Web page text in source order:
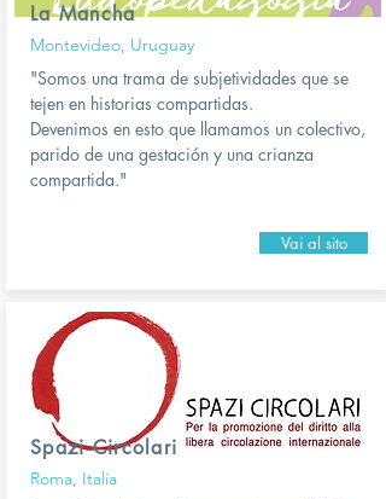
Montevideo, Uruguay
La Mancha
"Somos una trama de subjetividades que se
tejen en historias compartidas.
Devenimos en esto que llamamos un colectivo,
parido de una gestación y una crianza
compartida."
Vai al sito
Roma, Italia
Spazi Circolari